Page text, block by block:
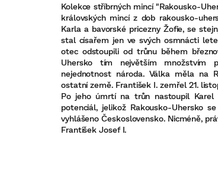
Kolekce stříbrných mincí "Rakousko-
královských mincí z dob rakousko-
Karla a bavorské pricezny Žofie, se
stal císařem jen ve svých osmnácti
otec odstoupili od trůnu během
Uhersko tím největším množstvím
nejednotnost národa. Válka měla na
ostatní země. František I. zemřel 21.
Po jeho úmrtí na trůn nastoupil Karel
potenciál, jelikož Rakousko-Uhersko
vyhlášeno Československo. Nicméně,
František Josef I.